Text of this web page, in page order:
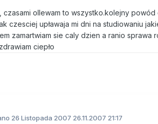
czasami ollewam to wszystko.kolejny
czesciej upławaja mi dni na studiowaniu
zamartwiam sie caly dzien a ranio sprawa
ciepło
26 Listopada 2007 26.11.2007 21:17